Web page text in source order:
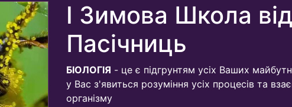
І Зимова Школа
Пасічниць
БІОЛОГІЯ - це є підгрунтям усіх Ваших
у Вас з'явиться розуміння усіх процесів та
організму